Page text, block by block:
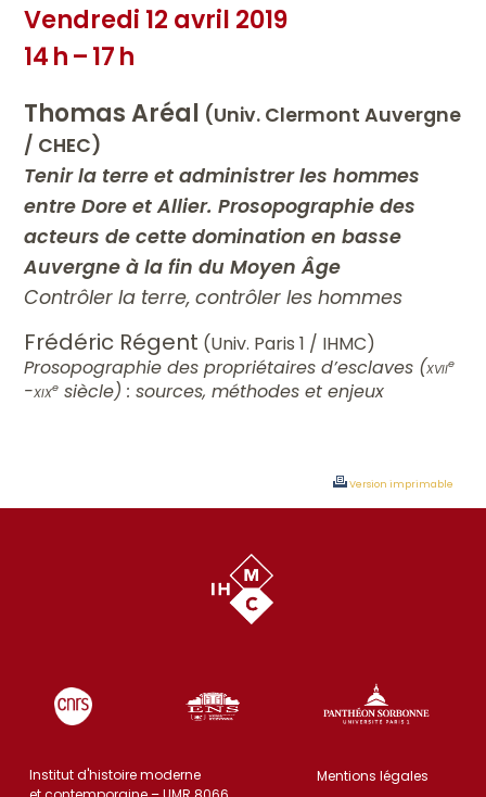
Vendredi 12 avril 2019
14 h – 17 h
Thomas Aréal (Univ. Clermont Auvergne
/ CHEC)
Tenir la terre et administrer les hommes
entre Dore et Allier. Prosopographie des
acteurs de cette domination en basse
Auvergne à la fin du Moyen Âge
Contrôler la terre, contrôler les hommes
Frédéric Régent (Univ. Paris 1 / IHMC)
Prosopographie des propriétaires d’esclaves (xviie
-xixe siècle) : sources, méthodes et enjeux
Version imprimable
Institut d'histoire moderne
Mentions légales